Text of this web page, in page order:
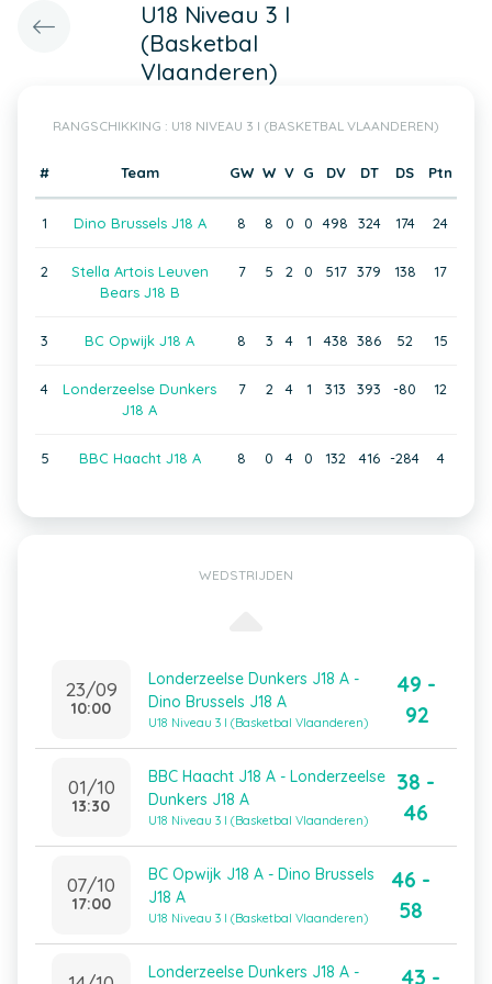
U18 Niveau 3 I
(Basketbal
Vlaanderen)
RANGSCHIKKING : U18 NIVEAU 3 I (BASKETBAL VLAANDEREN)
# Team GW W V G DV DT DS Ptn
1 Dino Brussels J18 A 8 8 0 0 498 324 174 24
2
Stella Artois Leuven
Bears J18 B
7 5 2 0 517 379 138 17
3 BC Opwijk J18 A 8 3 4 1 438 386 52 15
4
Londerzeelse Dunkers
J18 A
7 2 4 1 313 393 -80 12
5 BBC Haacht J18 A 8 0 4 0 132 416 -284 4
WEDSTRIJDEN
23/09
10:00
Londerzeelse Dunkers J18 A -
Dino Brussels J18 A
U18 Niveau 3 I (Basketbal Vlaanderen)
49 -
92
01/10
13:30
BBC Haacht J18 A - Londerzeelse
Dunkers J18 A
U18 Niveau 3 I (Basketbal Vlaanderen)
38 -
46
07/10
17:00
BC Opwijk J18 A - Dino Brussels
J18 A
U18 Niveau 3 I (Basketbal Vlaanderen)
46 -
58
Londerzeelse Dunkers J18 A - 43 -